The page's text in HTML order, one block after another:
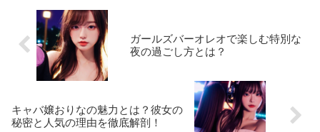
ガールズバーオレオで楽しむ特別な
夜の過ごし方とは？
キャバ嬢おりなの魅力とは？彼女の
秘密と人気の理由を徹底解剖！